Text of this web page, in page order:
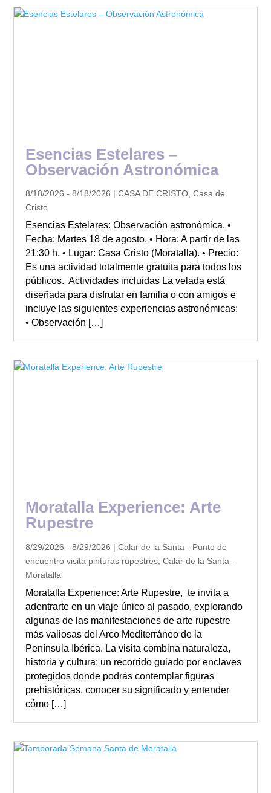
Esencias Estelares –
Observación Astronómica
8/18/2026 - 8/18/2026 | CASA DE CRISTO, Casa de
Cristo
Esencias Estelares: Observación astronómica. •
Fecha: Martes 18 de agosto. • Hora: A partir de las
21:30 h. • Lugar: Casa Cristo (Moratalla). • Precio:
Es una actividad totalmente gratuita para todos los
públicos. Actividades incluidas La velada está
diseñada para disfrutar en familia o con amigos e
incluye las siguientes experiencias astronómicas:
• Observación […]
Moratalla Experience: Arte
Rupestre
8/29/2026 - 8/29/2026 | Calar de la Santa - Punto de
encuentro visita pinturas rupestres, Calar de la Santa -
Moratalla
Moratalla Experience: Arte Rupestre, te invita a
adentrarte en un viaje único al pasado, explorando
algunas de las manifestaciones de arte rupestre
más valiosas del Arco Mediterráneo de la
Península Ibérica. La visita combina naturaleza,
historia y cultura: un recorrido guiado por enclaves
protegidos donde podrás contemplar figuras
prehistóricas, conocer su significado y entender
cómo […]